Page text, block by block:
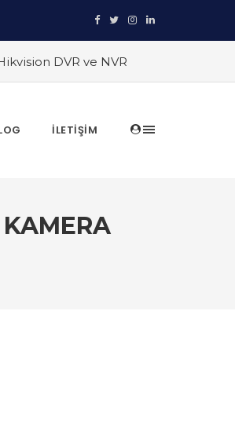
DVR ve NVR
Kamerası
Video İzleme:
İLETIŞIM